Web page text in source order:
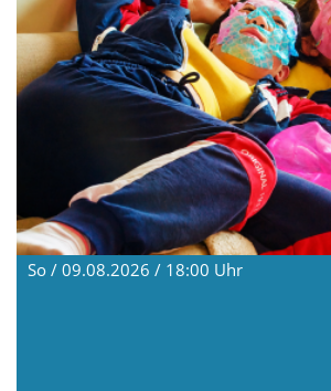
So / 09.08.2026 / 18:00 Uhr